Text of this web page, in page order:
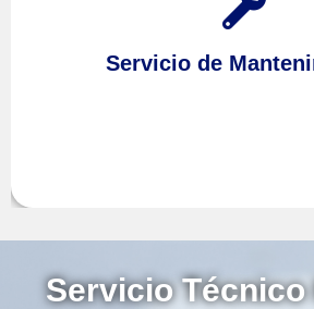
Servicio de
Prevenga futuras averías
de sus equipos con nuestro
Servicio Técnico